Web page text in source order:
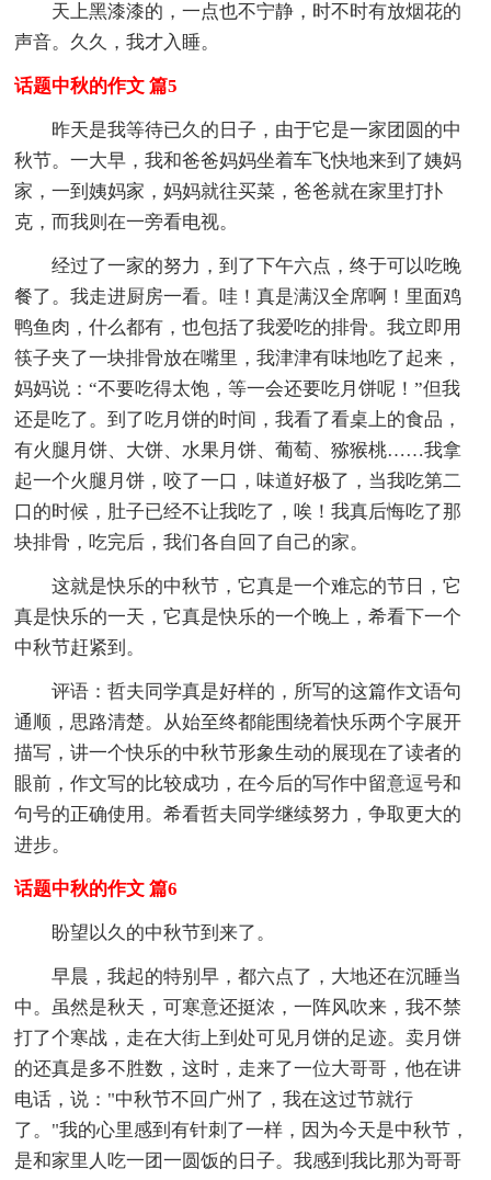
天上黑漆漆的，一点也不宁静，时不时有放烟花的
声音。久久，我才入睡。
话题中秋的作文 篇5
昨天是我等待已久的日子，由于它是一家团圆的中
秋节。一大早，我和爸爸妈妈坐着车飞快地来到了姨妈
家，一到姨妈家，妈妈就往买菜，爸爸就在家里打扑
克，而我则在一旁看电视。
经过了一家的努力，到了下午六点，终于可以吃晚
餐了。我走进厨房一看。哇！真是满汉全席啊！里面鸡
鸭鱼肉，什么都有，也包括了我爱吃的排骨。我立即用
筷子夹了一块排骨放在嘴里，我津津有味地吃了起来，
妈妈说：“不要吃得太饱，等一会还要吃月饼呢！”但我
还是吃了。到了吃月饼的时间，我看了看桌上的食品，
有火腿月饼、大饼、水果月饼、葡萄、猕猴桃……我拿
起一个火腿月饼，咬了一口，味道好极了，当我吃第二
口的时候，肚子已经不让我吃了，唉！我真后悔吃了那
块排骨，吃完后，我们各自回了自己的家。
这就是快乐的中秋节，它真是一个难忘的节日，它
真是快乐的一天，它真是快乐的一个晚上，希看下一个
中秋节赶紧到。
评语：哲夫同学真是好样的，所写的这篇作文语句
通顺，思路清楚。从始至终都能围绕着快乐两个字展开
描写，讲一个快乐的中秋节形象生动的展现在了读者的
眼前，作文写的比较成功，在今后的写作中留意逗号和
句号的正确使用。希看哲夫同学继续努力，争取更大的
进步。
话题中秋的作文 篇6
盼望以久的中秋节到来了。
早晨，我起的特别早，都六点了，大地还在沉睡当
中。虽然是秋天，可寒意还挺浓，一阵风吹来，我不禁
打了个寒战，走在大街上到处可见月饼的足迹。卖月饼
的还真是多不胜数，这时，走来了一位大哥哥，他在讲
电话，说："中秋节不回广州了，我在这过节就行
了。"我的心里感到有针刺了一样，因为今天是中秋节，
是和家里人吃一团一圆饭的日子。我感到我比那为哥哥